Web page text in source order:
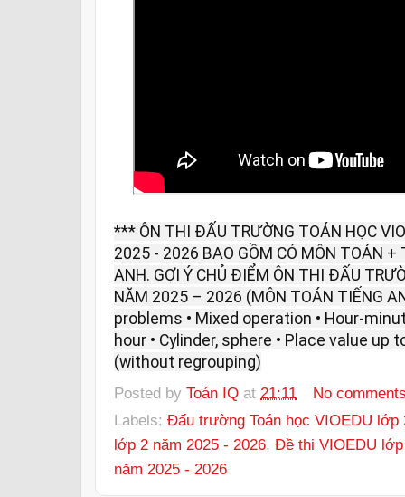
*** ÔN THI ĐẤU TRƯỜNG TOÁN HỌC
2025 - 2026 BAO GỒM CÓ MÔN TOÁN +
ANH. GỢI Ý CHỦ ĐIỂM ÔN THI ĐẤU
NĂM 2025 – 2026 (MÔN TOÁN TIẾNG
problems • Mixed operation • Hour-
hour • Cylinder, sphere • Place value
(without regrouping)
Posted by Toán IQ at 21:11
No
Labels: Đấu trường Toán học VIOEDU lớp
lớp 2 năm 2025 - 2026, Đề thi VIOEDU
năm 2025 - 2026